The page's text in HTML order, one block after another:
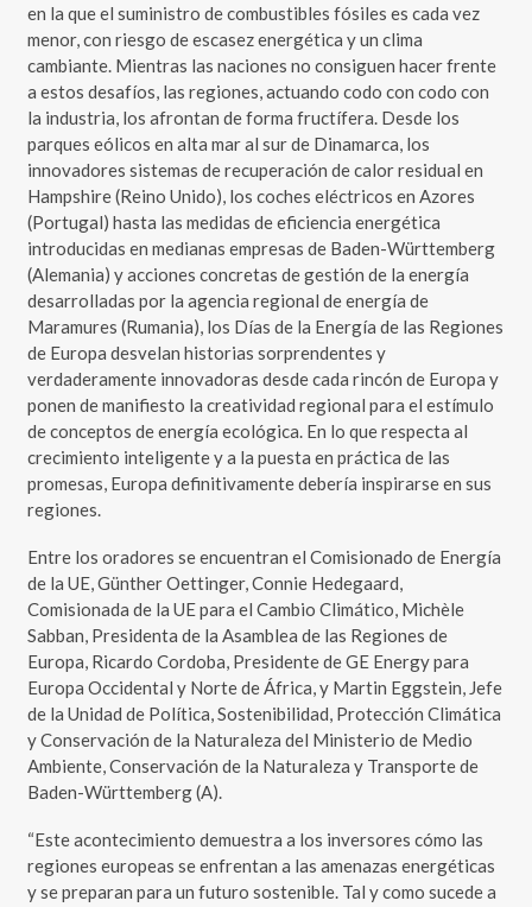
en la que el suministro de combustibles fósiles es cada vez
menor, con riesgo de escasez energética y un clima
cambiante. Mientras las naciones no consiguen hacer frente
a estos desafíos, las regiones, actuando codo con codo con
la industria, los afrontan de forma fructífera. Desde los
parques eólicos en alta mar al sur de Dinamarca, los
innovadores sistemas de recuperación de calor residual en
Hampshire (Reino Unido), los coches eléctricos en Azores
(Portugal) hasta las medidas de eficiencia energética
introducidas en medianas empresas de Baden-Württemberg
(Alemania) y acciones concretas de gestión de la energía
desarrolladas por la agencia regional de energía de
Maramures (Rumania), los Días de la Energía de las Regiones
de Europa desvelan historias sorprendentes y
verdaderamente innovadoras desde cada rincón de Europa y
ponen de manifiesto la creatividad regional para el estímulo
de conceptos de energía ecológica. En lo que respecta al
crecimiento inteligente y a la puesta en práctica de las
promesas, Europa definitivamente debería inspirarse en sus
regiones.
Entre los oradores se encuentran el Comisionado de Energía
de la UE, Günther Oettinger, Connie Hedegaard,
Comisionada de la UE para el Cambio Climático, Michèle
Sabban, Presidenta de la Asamblea de las Regiones de
Europa, Ricardo Cordoba, Presidente de GE Energy para
Europa Occidental y Norte de África, y Martin Eggstein, Jefe
de la Unidad de Política, Sostenibilidad, Protección Climática
y Conservación de la Naturaleza del Ministerio de Medio
Ambiente, Conservación de la Naturaleza y Transporte de
Baden-Württemberg (A).
“Este acontecimiento demuestra a los inversores cómo las
regiones europeas se enfrentan a las amenazas energéticas
y se preparan para un futuro sostenible. Tal y como sucede a